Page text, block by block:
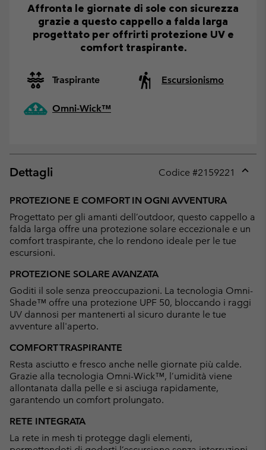
Affronta le giornate di sole con sicurezza
grazie a questo cappello a falda larga
progettato per offrirti protezione UV e
comfort traspirante.
Traspirante Escursionismo
Omni-Wick™
Dettagli Codice #2159221
PROTEZIONE E COMFORT IN OGNI AVVENTURA
Progettato per gli amanti dell’outdoor, questo cappello a
falda larga offre una protezione solare eccezionale e un
comfort traspirante, che lo rendono ideale per le tue
escursioni.
PROTEZIONE SOLARE AVANZATA
Goditi il sole senza preoccupazioni. La tecnologia Omni-
Shade™ offre una protezione UPF 50, bloccando i raggi
UV dannosi per mantenerti al sicuro durante le tue
avventure all'aperto.
COMFORT TRASPIRANTE
Resta asciutto e fresco anche nelle giornate più calde.
Grazie alla tecnologia Omni-Wick™, l’umidità viene
allontanata dalla pelle e si asciuga rapidamente,
garantendo un comfort prolungato.
RETE INTEGRATA
La rete in mesh ti protegge dagli elementi,